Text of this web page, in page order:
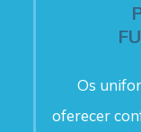
Os
oferecer